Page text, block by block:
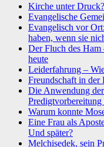
Kirche unter
Evangelische
Evangelisch vor
haben, wenn sie
Der Fluch des Ham
heute
Leiderfahrung –
Freundschaft in der
Die Anwendung
Warum konnte
Eine Frau als
Und später?
Melchisedek, sein